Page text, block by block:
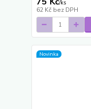
/ks
62 Kč bez DPH
Novinka